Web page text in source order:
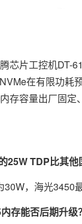
芯片工控机DT-
在有限功耗
存容量出厂固
25W TDP比其他
，海光3450最
存能否后期升级？